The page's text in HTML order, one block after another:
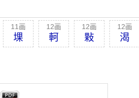
11画
堁
12画
軻
12画
敤
12画
渴